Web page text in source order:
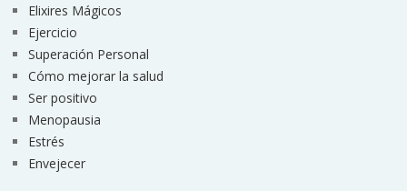
Elixires Mágicos
Ejercicio
Superación Personal
Cómo mejorar la salud
Ser positivo
Menopausia
Estrés
Envejecer